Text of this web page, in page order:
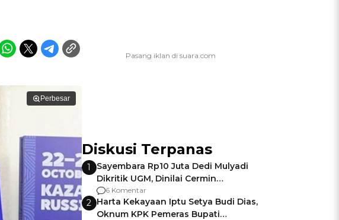
Perbesar
Diskusi Terpanas
1
Sayembara Rp10 Juta Dedi Mulyadi
Dikritik UGM, Dinilai Cermin
Gagalnya Negara Jamin Keamanan
6 Komentar
2 Harta Kekayaan Iptu Setya Budi Dias,
Oknum KPK Pemeras Bupati